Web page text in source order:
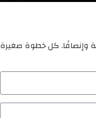
وإنصافًا. كل خطوة صغيرة